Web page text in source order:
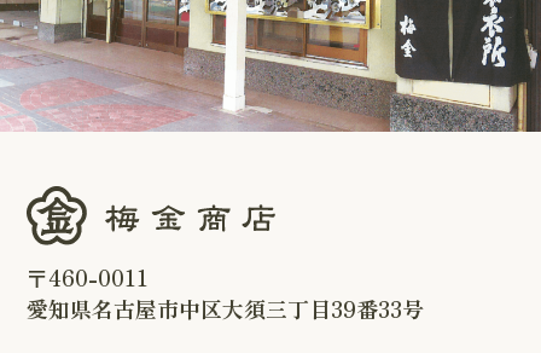
〒460-0011
愛知県名古屋市中区大須三丁目39番33号